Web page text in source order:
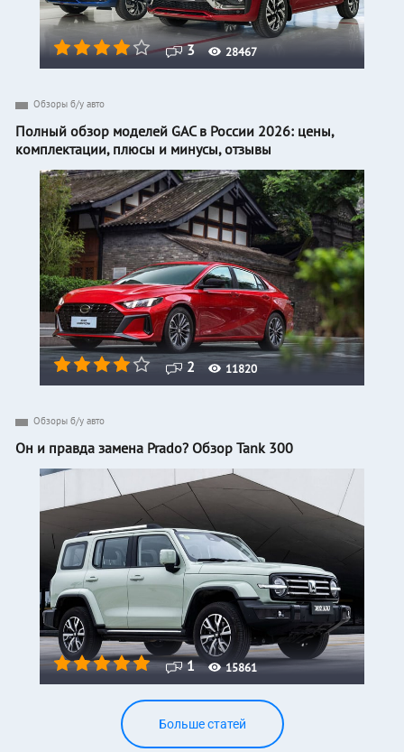
3 28467
2 11820
Обзоры б/у авто
Полный обзор моделей GAC в России 2026: цены,
комплектации, плюсы и минусы, отзывы
1 15861
Обзоры б/у авто
Он и правда замена Prado? Обзор Tank 300
Больше статей